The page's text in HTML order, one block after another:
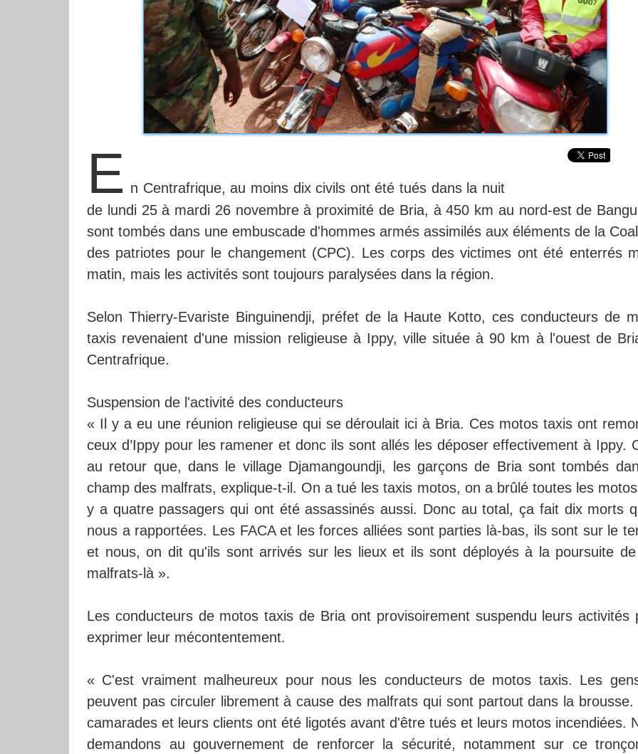
E n Centrafrique, au moins dix civils ont été tués dans la nuit
de lundi 25 à mardi 26 novembre à proximité de Bria, à 450 km au nord-est de
sont tombés dans une embuscade d'hommes armés assimilés aux éléments de la
des patriotes pour le changement (CPC). Les corps des victimes ont été enterrés
matin, mais les activités sont toujours paralysées dans la région.
Selon Thierry-Evariste Binguinendji, préfet de la Haute Kotto, ces conducteurs de
taxis revenaient d'une mission religieuse à Ippy, ville située à 90 km à l'ouest de
Centrafrique.
Suspension de l'activité des conducteurs
« Il y a eu une réunion religieuse qui se déroulait ici à Bria. Ces motos taxis ont
ceux d’Ippy pour les ramener et donc ils sont allés les déposer effectivement à Ippy.
au retour que, dans le village Djamangoundji, les garçons de Bria sont tombés
champ des malfrats, explique-t-il. On a tué les taxis motos, on a brûlé toutes les
y a quatre passagers qui ont été assassinés aussi. Donc au total, ça fait dix morts
nous a rapportées. Les FACA et les forces alliées sont parties là-bas, ils sont sur le
et nous, on dit qu'ils sont arrivés sur les lieux et ils sont déployés à la poursuite
malfrats-là ».
Les conducteurs de motos taxis de Bria ont provisoirement suspendu leurs activités
exprimer leur mécontentement.
« C'est vraiment malheureux pour nous les conducteurs de motos taxis. Les
peuvent pas circuler librement à cause des malfrats qui sont partout dans la brousse.
camarades et leurs clients ont été ligotés avant d'être tués et leurs motos incendiées.
demandons au gouvernement de renforcer la sécurité, notamment sur ce